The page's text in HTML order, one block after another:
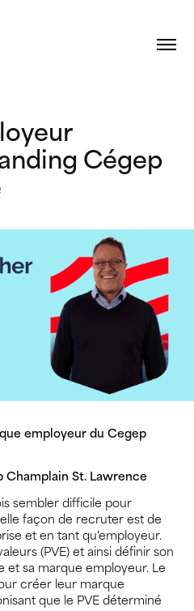
Cégep
employeur du Cegep
St. Lawrence
sembler difficile pour
façon de recruter est de
et en tant qu'employeur.
(PVE) et ainsi définir son
sa marque employeur. Le
créer leur marque
que le PVE déterminé